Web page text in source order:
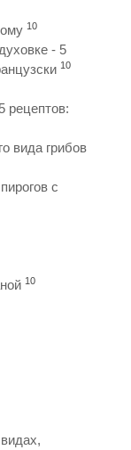
10
- 5
10
рецептов:
вида грибов
с
10